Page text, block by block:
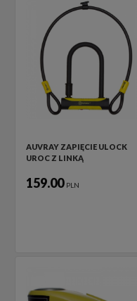
AUVRAY ZAPIĘCIE ULOCK
UROC Z LINKĄ
159.00 PLN